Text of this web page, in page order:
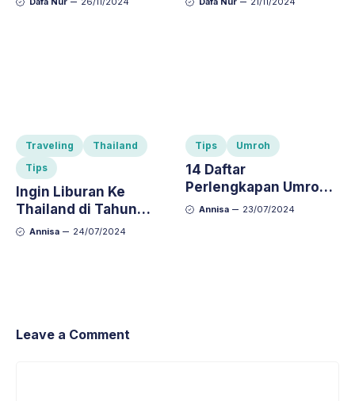
Traveling
Thailand
Tips
Ingin Liburan Ke
Thailand di Tahun
2024? Perhatikan 9
Annisa 24/07/2024
Tips Umroh
14 Daftar
Perlengkapan Umroh
untuk Wanita yang
Annisa 23/07/2024
Leave a Comment